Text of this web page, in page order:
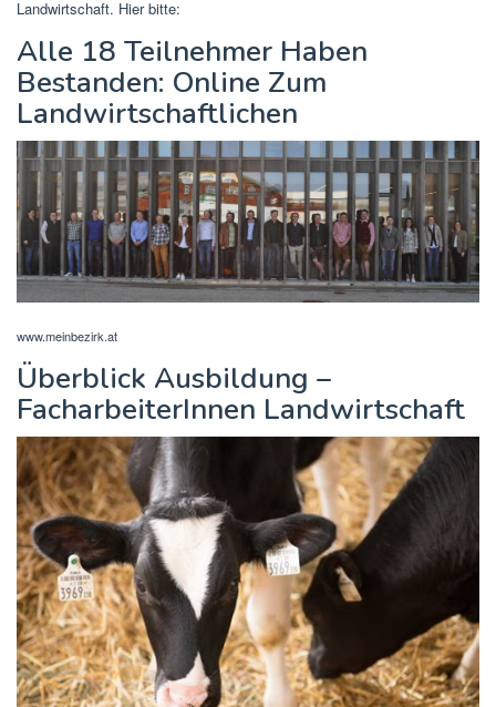
Landwirtschaft. Hier bitte:
Alle 18 Teilnehmer Haben
Bestanden: Online Zum
Landwirtschaftlichen
www.meinbezirk.at
Überblick Ausbildung –
FacharbeiterInnen Landwirtschaft